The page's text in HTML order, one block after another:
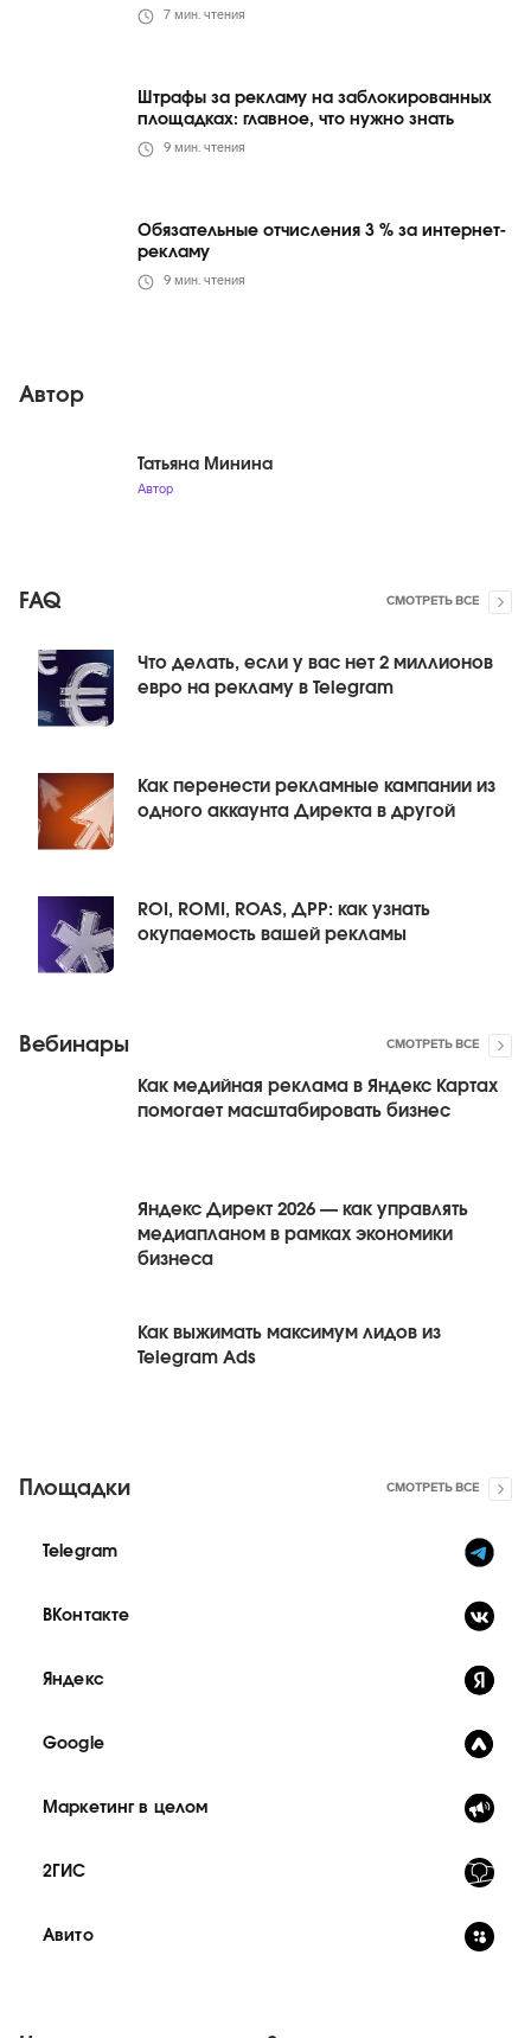
7 мин. чтения
Штрафы за рекламу на заблокированных
площадках: главное, что нужно знать
9 мин. чтения
Обязательные отчисления 3 % за интернет-
рекламу
9 мин. чтения
Автор
Татьяна Минина
Автор
FAQ СМОТРЕТЬ ВСЕ
Что делать, если у вас нет 2 миллионов
евро на рекламу в Telegram
Как перенести рекламные кампании из
одного аккаунта Директа в другой
ROI, ROMI, ROAS, ДРР: как узнать
окупаемость вашей рекламы
Вебинары СМОТРЕТЬ ВСЕ
Как медийная реклама в Яндекс Картах
помогает масштабировать бизнес
Яндекс Директ 2026 — как управлять
медиапланом в рамках экономики
бизнеса
Как выжимать максимум лидов из
Telegram Ads
Площадки СМОТРЕТЬ ВСЕ
Telegram
ВКонтакте
Яндекс
Google
Маркетинг в целом
2ГИС
Авито